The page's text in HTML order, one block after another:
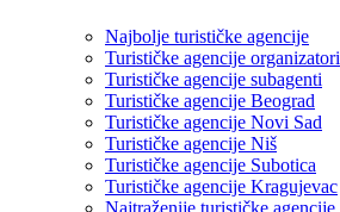
Najbolje turističke agencije
Turističke agencije organizatori
Turističke agencije subagenti
Turističke agencije Beograd
Turističke agencije Novi Sad
Turističke agencije Niš
Turističke agencije Subotica
Turističke agencije Kragujevac